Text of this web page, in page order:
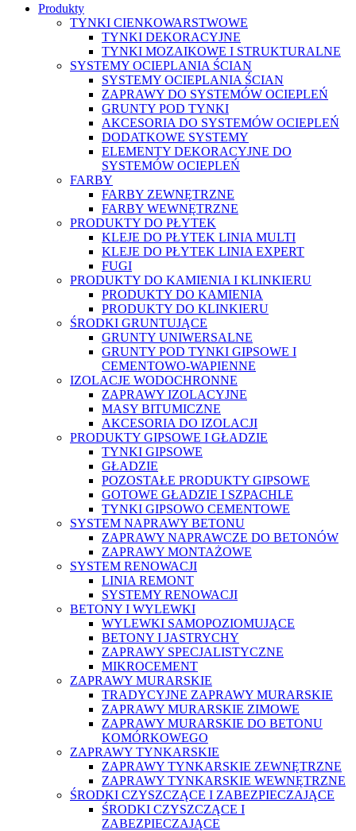
Produkty
TYNKI CIENKOWARSTWOWE
TYNKI DEKORACYJNE
TYNKI MOZAIKOWE I STRUKTURALNE
SYSTEMY OCIEPLANIA ŚCIAN
SYSTEMY OCIEPLANIA ŚCIAN
ZAPRAWY DO SYSTEMÓW OCIEPLEŃ
GRUNTY POD TYNKI
AKCESORIA DO SYSTEMÓW OCIEPLEŃ
DODATKOWE SYSTEMY
ELEMENTY DEKORACYJNE DO
SYSTEMÓW OCIEPLEŃ
FARBY
FARBY ZEWNĘTRZNE
FARBY WEWNĘTRZNE
PRODUKTY DO PŁYTEK
KLEJE DO PŁYTEK LINIA MULTI
KLEJE DO PŁYTEK LINIA EXPERT
FUGI
PRODUKTY DO KAMIENIA I KLINKIERU
PRODUKTY DO KAMIENIA
PRODUKTY DO KLINKIERU
ŚRODKI GRUNTUJĄCE
GRUNTY UNIWERSALNE
GRUNTY POD TYNKI GIPSOWE I
CEMENTOWO-WAPIENNE
IZOLACJE WODOCHRONNE
ZAPRAWY IZOLACYJNE
MASY BITUMICZNE
AKCESORIA DO IZOLACJI
PRODUKTY GIPSOWE I GŁADZIE
TYNKI GIPSOWE
GŁADZIE
POZOSTAŁE PRODUKTY GIPSOWE
GOTOWE GŁADZIE I SZPACHLE
TYNKI GIPSOWO CEMENTOWE
SYSTEM NAPRAWY BETONU
ZAPRAWY NAPRAWCZE DO BETONÓW
ZAPRAWY MONTAŻOWE
SYSTEM RENOWACJI
LINIA REMONT
SYSTEMY RENOWACJI
BETONY I WYLEWKI
WYLEWKI SAMOPOZIOMUJĄCE
BETONY I JASTRYCHY
ZAPRAWY SPECJALISTYCZNE
MIKROCEMENT
ZAPRAWY MURARSKIE
TRADYCYJNE ZAPRAWY MURARSKIE
ZAPRAWY MURARSKIE ZIMOWE
ZAPRAWY MURARSKIE DO BETONU
KOMÓRKOWEGO
ZAPRAWY TYNKARSKIE
ZAPRAWY TYNKARSKIE ZEWNĘTRZNE
ZAPRAWY TYNKARSKIE WEWNĘTRZNE
ŚRODKI CZYSZCZĄCE I ZABEZPIECZAJĄCE
ŚRODKI CZYSZCZĄCE I
ZABEZPIECZAJĄCE